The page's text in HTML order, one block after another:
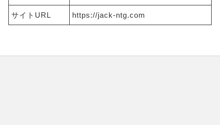
サイトURL https://jack-ntg.com